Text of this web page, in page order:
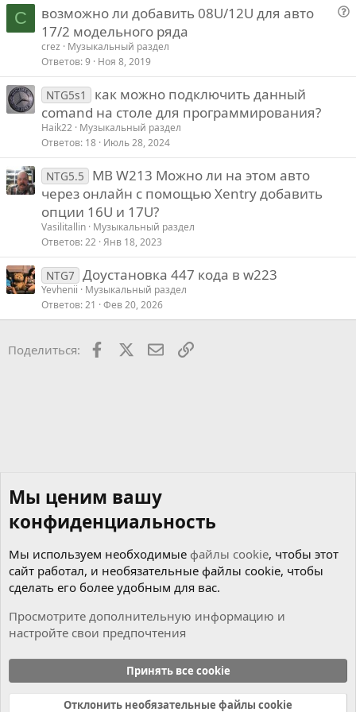
с
C
В
о
возможно ли добавить 08U/12U для авто
17/2 модельного ряда
crez
Музыкальный раздел
Ответов 9 Ноя 8, 2019
NTG5s1
как можно подключить данный
comand на столе для программирования?
Haik22 Музыкальный раздел
Ответов 18 Июль 28, 2024
NTG5.5
MB W213 Можно ли на этом авто
через онлайн с помощью Xentry добавить
опции 16U и 17U?
Vasilitallin Музыкальный раздел
Ответов 22 Янв 18, 2023
NTG7 Доустановка 447 кода в w223
Yevhenii
Музыкальный раздел
Ответов 21 Фев 20, 2026
Поделиться: Facebook ПочтаСсылкой
Cookies
Russian (RU)
Связь с нами
Условия и правила
Мы ценим вашу
конфиденциальность
Мы используем необходимые файлы cookie, чтобы этот
сайт работал, и необязательные файлы cookie, чтобы
сделать его более удобным для вас.
Просмотрите дополнительную информацию и
настройте свои предпочтения
Принять все cookie
Отклонить необязательные файлы cookie